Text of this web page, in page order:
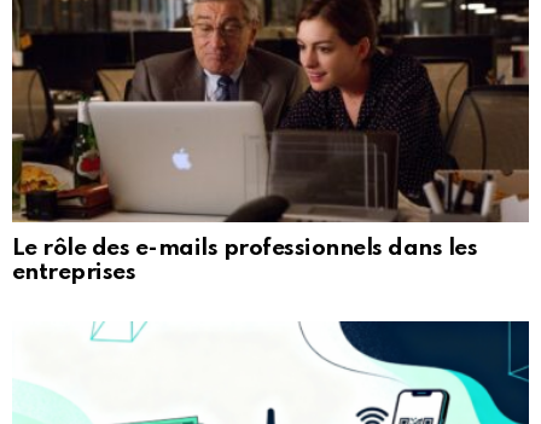
Le rôle des e-mails professionnels dans les
entreprises